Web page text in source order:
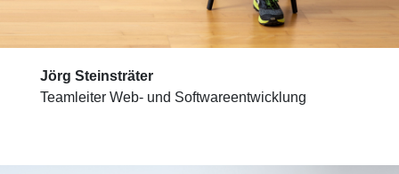
Jörg Steinsträter
Teamleiter Web- und Softwareentwicklung